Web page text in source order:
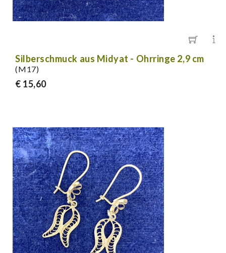
Silberschmuck aus Midyat - Ohrringe 2,9 cm
(M17)
€ 15,60